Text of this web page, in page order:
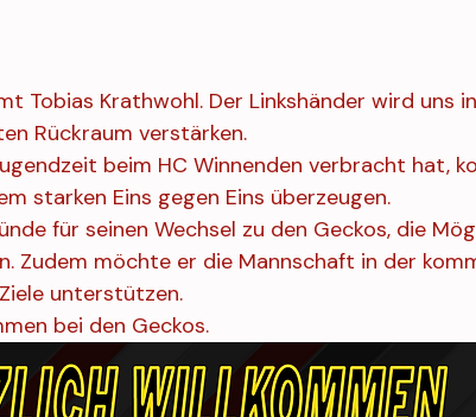
Tobias Krathwohl. Der Linkshänder wird uns in
Rückraum verstärken.
beim HC Winnenden verbracht hat,
starken Eins gegen Eins überzeugen.
für seinen Wechsel zu den Geckos, die
Zudem möchte er die Mannschaft in der
unterstützen.
bei den Geckos.